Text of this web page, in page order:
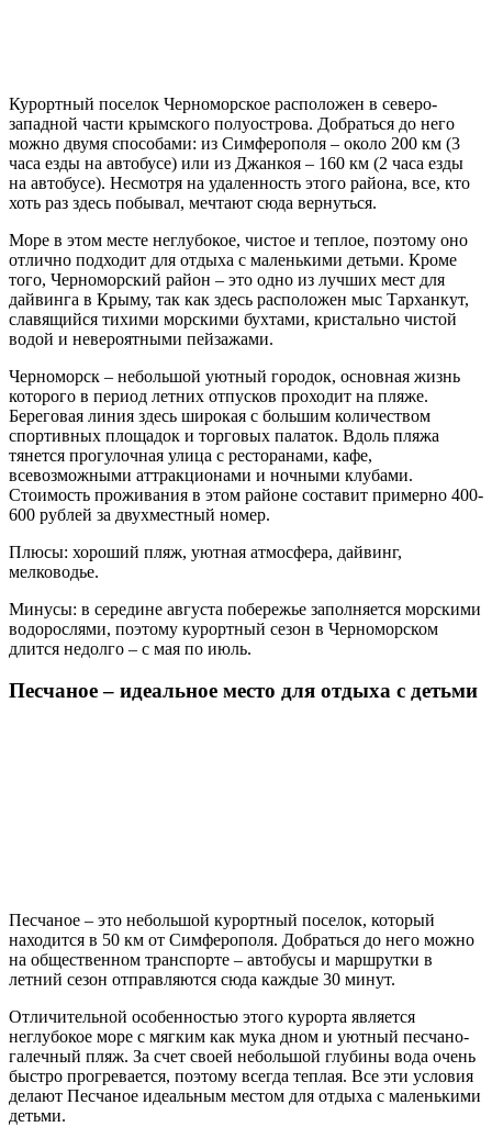
Курортный поселок Черноморское расположен в северо-
западной части крымского полуострова. Добраться до него
можно двумя способами: из Симферополя – около 200 км (3
часа езды на автобусе) или из Джанкоя – 160 км (2 часа езды
на автобусе). Несмотря на удаленность этого района, все, кто
хоть раз здесь побывал, мечтают сюда вернуться.
Море в этом месте неглубокое, чистое и теплое, поэтому оно
отлично подходит для отдыха с маленькими детьми. Кроме
того, Черноморский район – это одно из лучших мест для
дайвинга в Крыму, так как здесь расположен мыс Тарханкут,
славящийся тихими морскими бухтами, кристально чистой
водой и невероятными пейзажами.
Черноморск – небольшой уютный городок, основная жизнь
которого в период летних отпусков проходит на пляже.
Береговая линия здесь широкая с большим количеством
спортивных площадок и торговых палаток. Вдоль пляжа
тянется прогулочная улица с ресторанами, кафе,
всевозможными аттракционами и ночными клубами.
Стоимость проживания в этом районе составит примерно 400-
600 рублей за двухместный номер.
Плюсы: хороший пляж, уютная атмосфера, дайвинг,
мелководье.
Минусы: в середине августа побережье заполняется морскими
водорослями, поэтому курортный сезон в Черноморском
длится недолго – с мая по июль.
Песчаное – идеальное место для отдыха с детьми
Песчаное – это небольшой курортный поселок, который
находится в 50 км от Симферополя. Добраться до него можно
на общественном транспорте – автобусы и маршрутки в
летний сезон отправляются сюда каждые 30 минут.
Отличительной особенностью этого курорта является
неглубокое море с мягким как мука дном и уютный песчано-
галечный пляж. За счет своей небольшой глубины вода очень
быстро прогревается, поэтому всегда теплая. Все эти условия
делают Песчаное идеальным местом для отдыха с маленькими
детьми.